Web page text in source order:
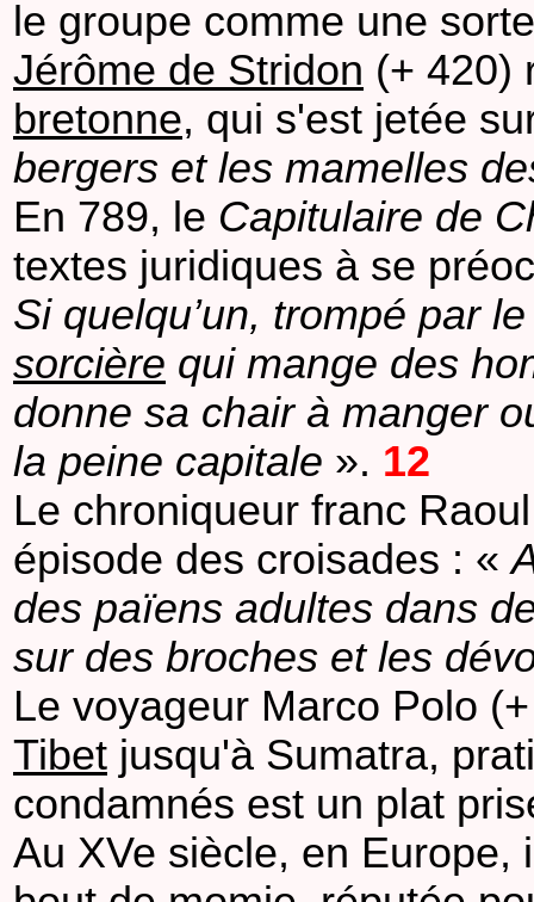
le groupe comme une sorte
Jérôme de Stridon (+ 420)
bretonne, qui s'est jetée
bergers et les mamelles
En 789, le Capitulaire de
textes juridiques à se
Si quelqu’un, trompé par
sorcière qui mange des
donne sa chair à manger
la peine capitale ». 12
Le chroniqueur franc
épisode des croisades : «
des païens adultes dans
sur des broches et les
Le voyageur Marco Polo
Tibet jusqu'à Sumatra,
condamnés est un plat
Au XVe siècle, en Europe,